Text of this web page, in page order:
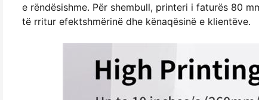
e rëndësishme. Për shembull, printeri i faturës 80
të rritur efektshmërinë dhe kënaqësinë e klientëve.